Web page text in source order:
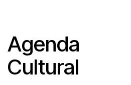
Agenda
Cultural